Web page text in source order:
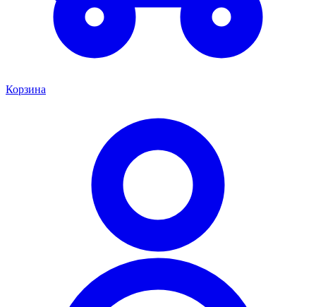
Корзина